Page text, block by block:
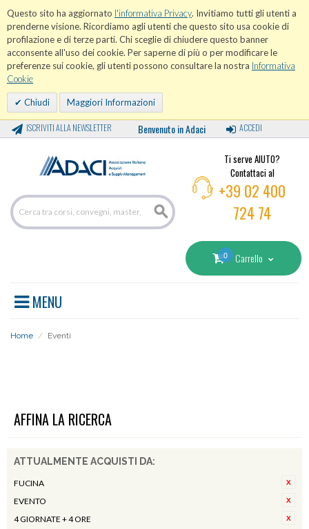
Questo sito ha aggiornato l'informativa Privacy. Invitiamo tutti gli utenti a
prenderne visione. Ricordiamo agli utenti che questo sito usa cookie di
profilazione e di terze parti. Chi sceglie di chiudere questo banner
acconsente all'uso dei cookie. Per saperne di più o per modificare le
preferenze sui cookie, gli utenti possono consultare la nostra Informativa
Cookie
Chiudi Maggiori Informazioni
ISCRIVITI ALLA NEWSLETTER Benvenuto in Adaci ACCEDI
Ti serve AIUTO?
Contattaci al
+39 02 400
724 74
0 Carrello
MENU
Home / Eventi
AFFINA LA RICERCA
ATTUALMENTE ACQUISTI DA:
FUCINA
EVENTO
4 GIORNATE + 4 ORE